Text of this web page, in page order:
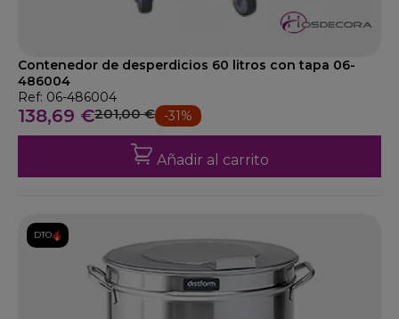
Contenedor de desperdicios 60 litros con tapa 06-
486004
Ref: 06-486004
138,69 €201,00 € -31%
Añadir al carrito
DTO.